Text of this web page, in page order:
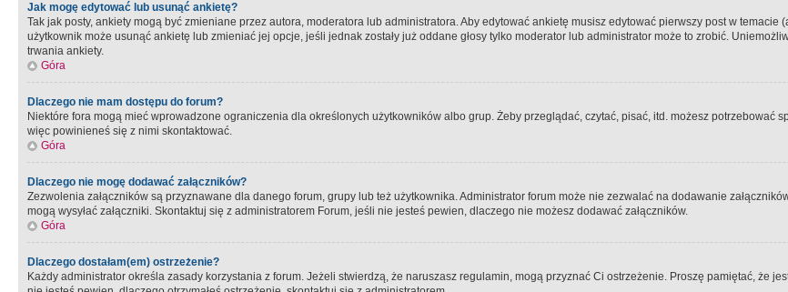
Jak mogę edytować lub usunąć ankietę?
Tak jak posty, ankiety mogą być zmieniane przez autora, moderatora lub administratora. Aby edytować ankietę musisz edytować pierwszy post w temacie
użytkownik może usunąć ankietę lub zmieniać jej opcje, jeśli jednak zostały już oddane głosy tylko moderator lub administrator może to zrobić.
trwania ankiety.
Góra
Dlaczego nie mam dostępu do forum?
Niektóre fora mogą mieć wprowadzone ograniczenia dla określonych użytkowników albo grup. Żeby przeglądać, czytać, pisać, itd. możesz potrzebować
więc powinieneś się z nimi skontaktować.
Góra
Dlaczego nie mogę dodawać załączników?
Zezwolenia załączników są przyznawane dla danego forum, grupy lub też użytkownika. Administrator forum może nie zezwalać na dodawanie
mogą wysyłać załączniki. Skontaktuj się z administratorem Forum, jeśli nie jesteś pewien, dlaczego nie możesz dodawać załączników.
Góra
Dlaczego dostałam(em) ostrzeżenie?
Każdy administrator określa zasady korzystania z forum. Jeżeli stwierdzą, że naruszasz regulamin, mogą przyznać Ci ostrzeżenie. Proszę pamiętać, że